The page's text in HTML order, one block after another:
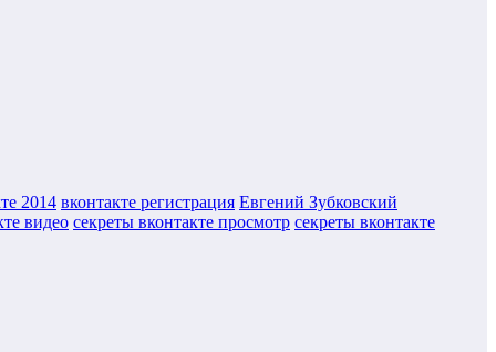
2014 вконтакте регистрация Евгений Зубковский
видео секреты вконтакте просмотр секреты вконтакте